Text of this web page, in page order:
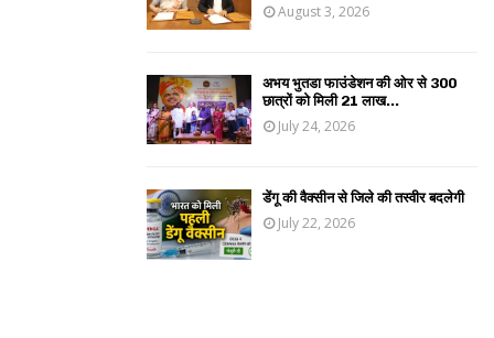
August 3, 2026
अभय भुतडा फाउंडेशन की ओर से 300
छात्रों को मिली 21 लाख...
July 24, 2026
डेंगू की वैक्सीन से जिले की तस्वीर बदलेगी
July 22, 2026